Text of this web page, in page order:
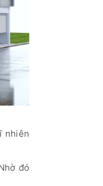
nhiên
đó